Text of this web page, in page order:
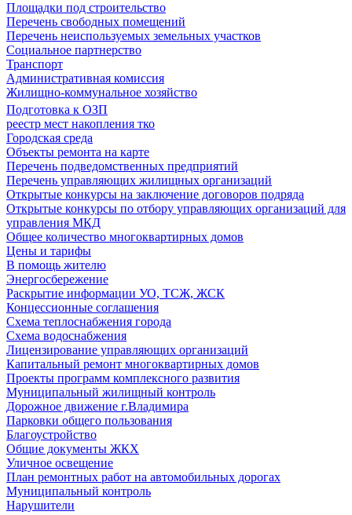
Площадки под строительство
Перечень свободных помещений
Перечень неиспользуемых земельных участков
Социальное партнерство
Транспорт
Административная комиссия
Жилищно-коммунальное хозяйство
Подготовка к ОЗП
реестр мест накопления тко
Городская среда
Объекты ремонта на карте
Перечень подведомственных предприятий
Перечень управляющих жилищных организаций
Открытые конкурсы на заключение договоров подряда
Открытые конкурсы по отбору управляющих организаций для
управления МКД
Общее количество многоквартирных домов
Цены и тарифы
В помощь жителю
Энергосбережение
Раскрытие информации УО, ТСЖ, ЖСК
Концессионные соглашения
Схема теплоснабжения города
Схема водоснабжения
Лицензирование управляющих организаций
Капитальный ремонт многоквартирных домов
Проекты программ комплексного развития
Муниципальный жилищный контроль
Дорожное движение г.Владимира
Парковки общего пользования
Благоустройство
Общие документы ЖКХ
Уличное освещение
План ремонтных работ на автомобильных дорогах
Муниципальный контроль
Нарушители